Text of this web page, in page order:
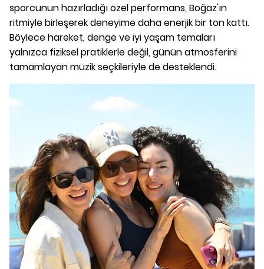
sporcunun hazırladığı özel performans, Boğaz'ın
ritmiyle birleşerek deneyime daha enerjik bir ton kattı.
Böylece hareket, denge ve iyi yaşam temaları
yalnızca fiziksel pratiklerle değil, günün atmosferini
tamamlayan müzik seçkileriyle de desteklendi.